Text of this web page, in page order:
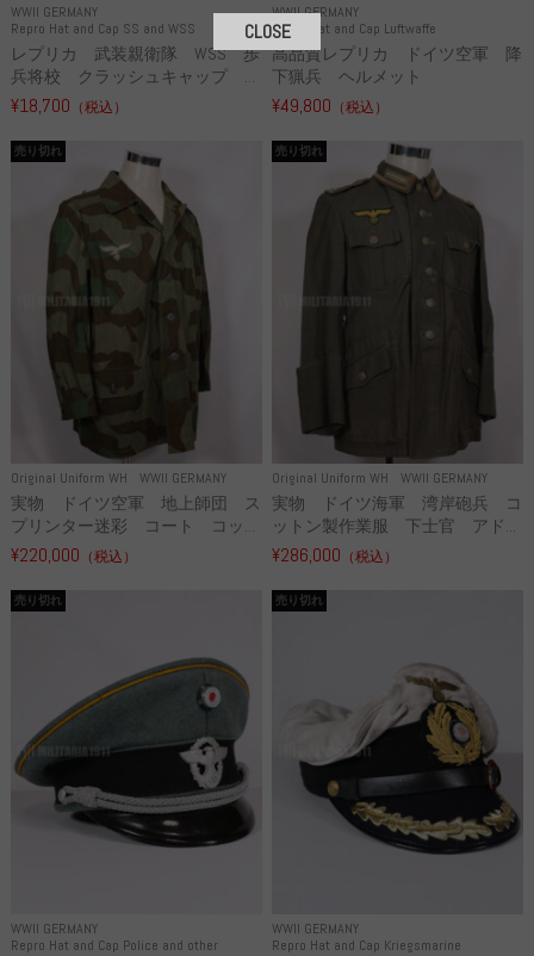
WWII GERMANY
Repro Hat and Cap SS and WSS
レプリカ 武装親衛隊 WSS 歩
兵将校 クラッシュキャップ ...
¥18,700 （税込）
WWII GERMANY
Repro Hat and Cap Luftwaffe
高品質レプリカ ドイツ空軍 降
下猟兵 ヘルメット
¥49,800 （税込）
Original Uniform WH WWII GERMANY
売り切れ
実物 ドイツ空軍 地上師団 ス
プリンター迷彩 コート コッ...
¥220,000 （税込）
Original Uniform WH WWII GERMANY
売り切れ
実物 ドイツ海軍 湾岸砲兵 コ
ットン製作業服 下士官 アド...
¥286,000 （税込）
WWII GERMANY
Repro Hat and Cap Police and other
売り切れ
WWII GERMANY
Repro Hat and Cap Kriegsmarine
売り切れ
CLOSE